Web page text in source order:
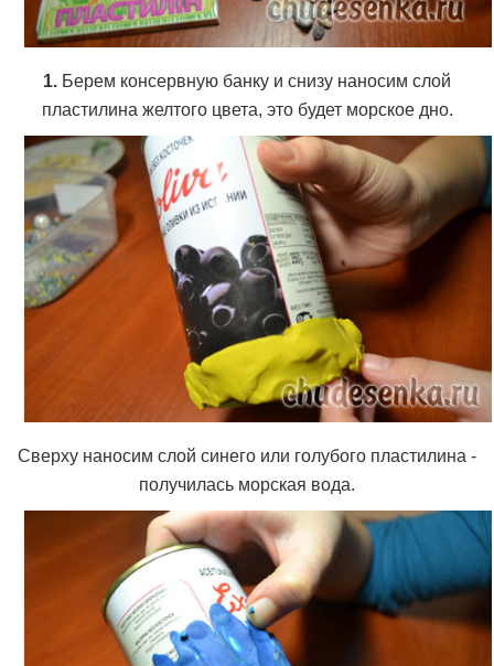
1. Берем консервную банку и снизу наносим слой
пластилина желтого цвета, это будет морское дно.
Сверху наносим слой синего или голубого пластилина -
получилась морская вода.